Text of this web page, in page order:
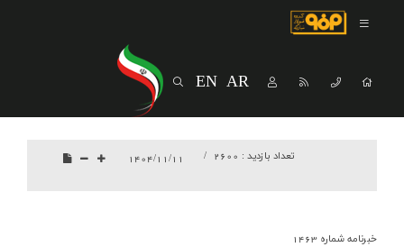
AR
EN
مسیر ماندگار
فروش و مشتریان1404/11/11 تعداد بازدید : 2600
خبرنامه شماره 1463